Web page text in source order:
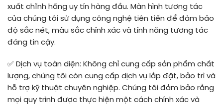
xuất chĩnh hãng uy tín hàng đầu. Màn hình tương tác
của chúng tôi sử dụng công nghệ tiên tiến để đảm bảo
độ sắc nét, màu sắc chính xác và tính năng tương tác
đáng tin cậy.
✅ Dịch vụ toàn diện: Không chỉ cung cấp sản phẩm chất
lượng, chúng tôi còn cung cấp dịch vụ lắp đặt, bảo trì và
hỗ trợ kỹ thuật chuyên nghiệp. Chúng tôi đảm bảo rằng
mọi quy trình được thực hiện một cách chính xác và